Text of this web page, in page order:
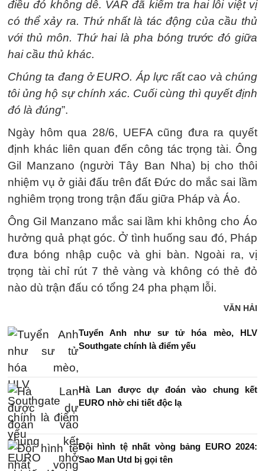
điều đó không dễ. VAR đã kiểm tra hai lỗi việt vị
có thể xảy ra. Thứ nhất là tác động của cầu thủ
với thủ môn. Thứ hai là pha bóng trước đó giữa
hai cầu thủ khác.
Chúng ta đang ở EURO. Áp lực rất cao và chúng
tôi ủng hộ sự chính xác. Cuối cùng thì quyết định
đó là đúng”.
Ngày hôm qua 28/6, UEFA cũng đưa ra quyết
định khác liên quan đến công tác trọng tài. Ông
Gil Manzano (người Tây Ban Nha) bị cho thôi
nhiệm vụ ở giải đấu trên đất Đức do mắc sai lầm
nghiêm trọng trong trận đấu giữa Pháp và Áo.
Ông Gil Manzano mắc sai lầm khi không cho Áo
hưởng quả phạt góc. Ở tình huống sau đó, Pháp
đưa bóng nhập cuộc và ghi bàn. Ngoài ra, vị
trọng tài chỉ rút 7 thẻ vàng và không có thẻ đỏ
nào dù trận đấu có tổng 24 pha phạm lỗi.
VĂN HẢI
Tuyển Anh như sư tử hóa mèo, HLV
Southgate chính là điểm yếu
Hà Lan được dự đoán vào chung kết
EURO nhờ chi tiết độc lạ
Đội hình tệ nhất vòng bảng EURO 2024:
Sao Man Utd bị gọi tên